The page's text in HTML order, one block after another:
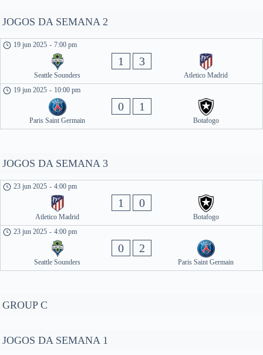
JOGOS DA SEMANA 2
19 jun 2025 - 7:00 pm
Seattle Sounders
1 3
Atletico Madrid
19 jun 2025 - 10:00 pm
Paris Saint Germain
0 1
Botafogo
JOGOS DA SEMANA 3
23 jun 2025 - 4:00 pm
Atletico Madrid
1 0
Botafogo
23 jun 2025 - 4:00 pm
Seattle Sounders
0 2
Paris Saint Germain
GROUP C
JOGOS DA SEMANA 1